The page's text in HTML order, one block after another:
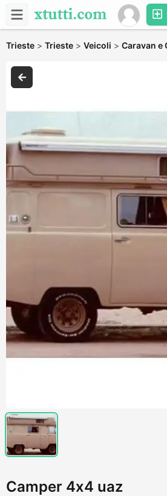
Trieste > Trieste > Veicoli > Caravan e
Camper 4x4 uaz